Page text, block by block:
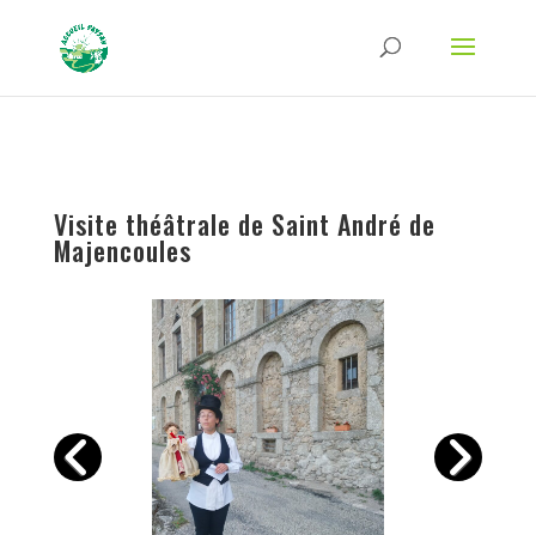
Type-Options Referrer-Policy Permissions-Policy
ga('require', 'GTM-TFCVLFN');
Visite théâtrale de Saint André de
Majencoules